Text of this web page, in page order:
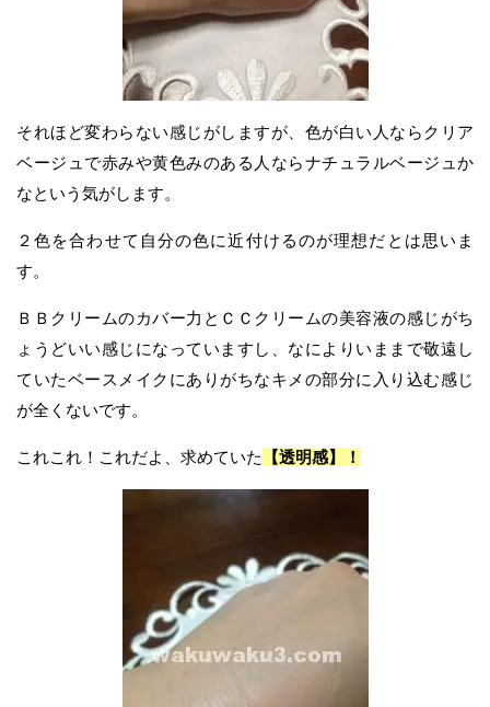
それほど変わらない感じがしますが、色が白い人ならクリア
ベージュで赤みや黄色みのある人ならナチュラルベージュか
なという気がします。
２色を合わせて自分の色に近付けるのが理想だとは思いま
す。
ＢＢクリームのカバー力とＣＣクリームの美容液の感じがち
ょうどいい感じになっていますし、なによりいままで敬遠し
ていたベースメイクにありがちなキメの部分に入り込む感じ
が全くないです。
これこれ！これだよ、求めていた 【透明感】！